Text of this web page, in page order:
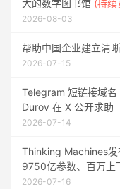
大的数字图书馆 (持续
2026-08-03
帮助中国企业建立清
2026-07-15
Telegram 短链接域
Durov 在 X 公开求助
2026-07-14
Thinking Machines发
9750亿参数、百万上
2026-07-16